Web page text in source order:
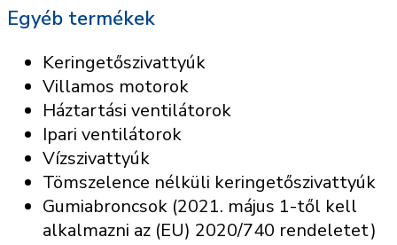
Egyéb termékek
Keringetőszivattyúk
Villamos motorok
Háztartási ventilátorok
Ipari ventilátorok
Vízszivattyúk
Tömszelence nélküli keringetőszivattyúk
Gumiabroncsok (2021. május 1-től kell
alkalmazni az (EU) 2020/740 rendeletet)